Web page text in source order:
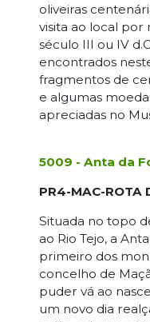
oliveiras
visita ao local
século III ou IV
encontrados
fragmentos de
e algumas
apreciadas no
5009 - Anta da
PR4-MAC-ROTA
Situada no topo
ao Rio Tejo, a
primeiro dos
concelho de
puder vá ao
um novo dia